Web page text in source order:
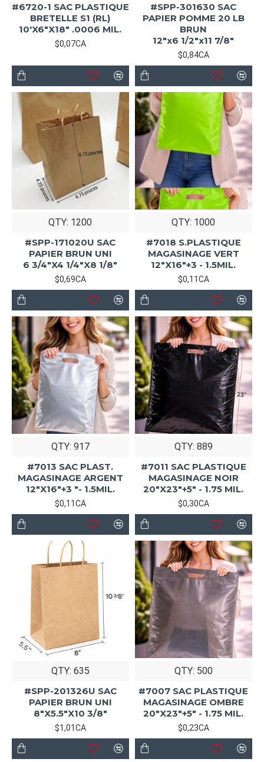
#6720-1 SAC PLASTIQUE
BRETELLE S1 (RL)
10'X6"X18" .0006 MIL.
$0,07CA
#SPP-301630 SAC
PAPIER POMME 20 LB
BRUN
12"x6 1/2"x11 7/8"
$0,84CA
QTY: 1200
#SPP-171020U SAC
PAPIER BRUN UNI
6 3/4"X4 1/4"X8 1/8"
$0,69CA
QTY: 1000
#7018 S.PLASTIQUE
MAGASINAGE VERT
12"X16"+3 - 1.5MIL.
$0,11CA
QTY: 917
#7013 SAC PLAST.
MAGASINAGE ARGENT
12"X16"+3 "- 1.5MIL.
$0,11CA
QTY: 889
#7011 SAC PLASTIQUE
MAGASINAGE NOIR
20"X23"+5" - 1.75 MIL.
$0,30CA
QTY: 635
#SPP-201326U SAC
PAPIER BRUN UNI
8"X5.5"X10 3/8"
$1,01CA
QTY: 500
#7007 SAC PLASTIQUE
MAGASINAGE OMBRE
20"X23"+5" - 1.75 MIL.
$0,23CA